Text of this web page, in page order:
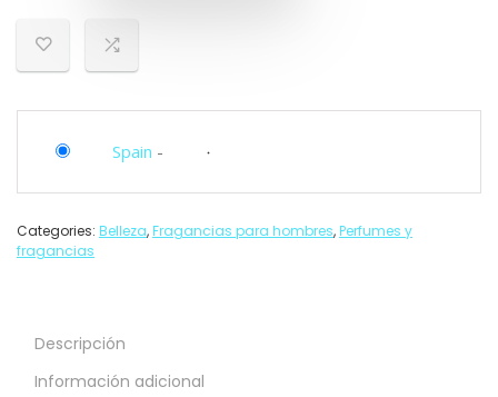
Spain -
Categories: Belleza,Fragancias para hombres,Perfumes y
fragancias
Descripción
Información adicional